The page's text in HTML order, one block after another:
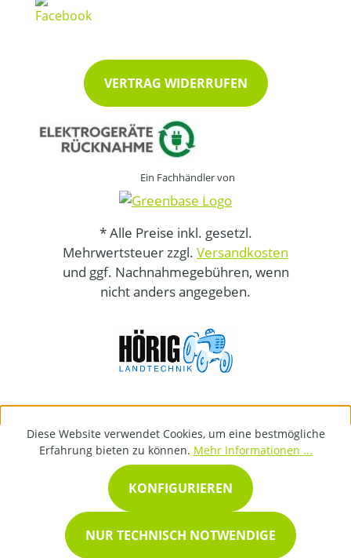
VERTRAG WIDERRUFEN
Ein Fachhändler von
* Alle Preise inkl. gesetzl.
Mehrwertsteuer zzgl. Versandkosten
und ggf. Nachnahmegebühren, wenn
nicht anders angegeben.
Diese Website verwendet Cookies, um eine bestmögliche
Erfahrung bieten zu können. Mehr Informationen ...
NUR TECHNISCH NOTWENDIGE
KONFIGURIEREN